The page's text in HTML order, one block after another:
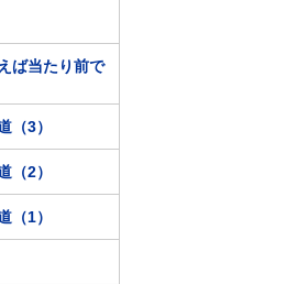
ば当たり前で
3）
2）
1）